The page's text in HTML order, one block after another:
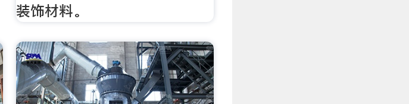
装饰材料。